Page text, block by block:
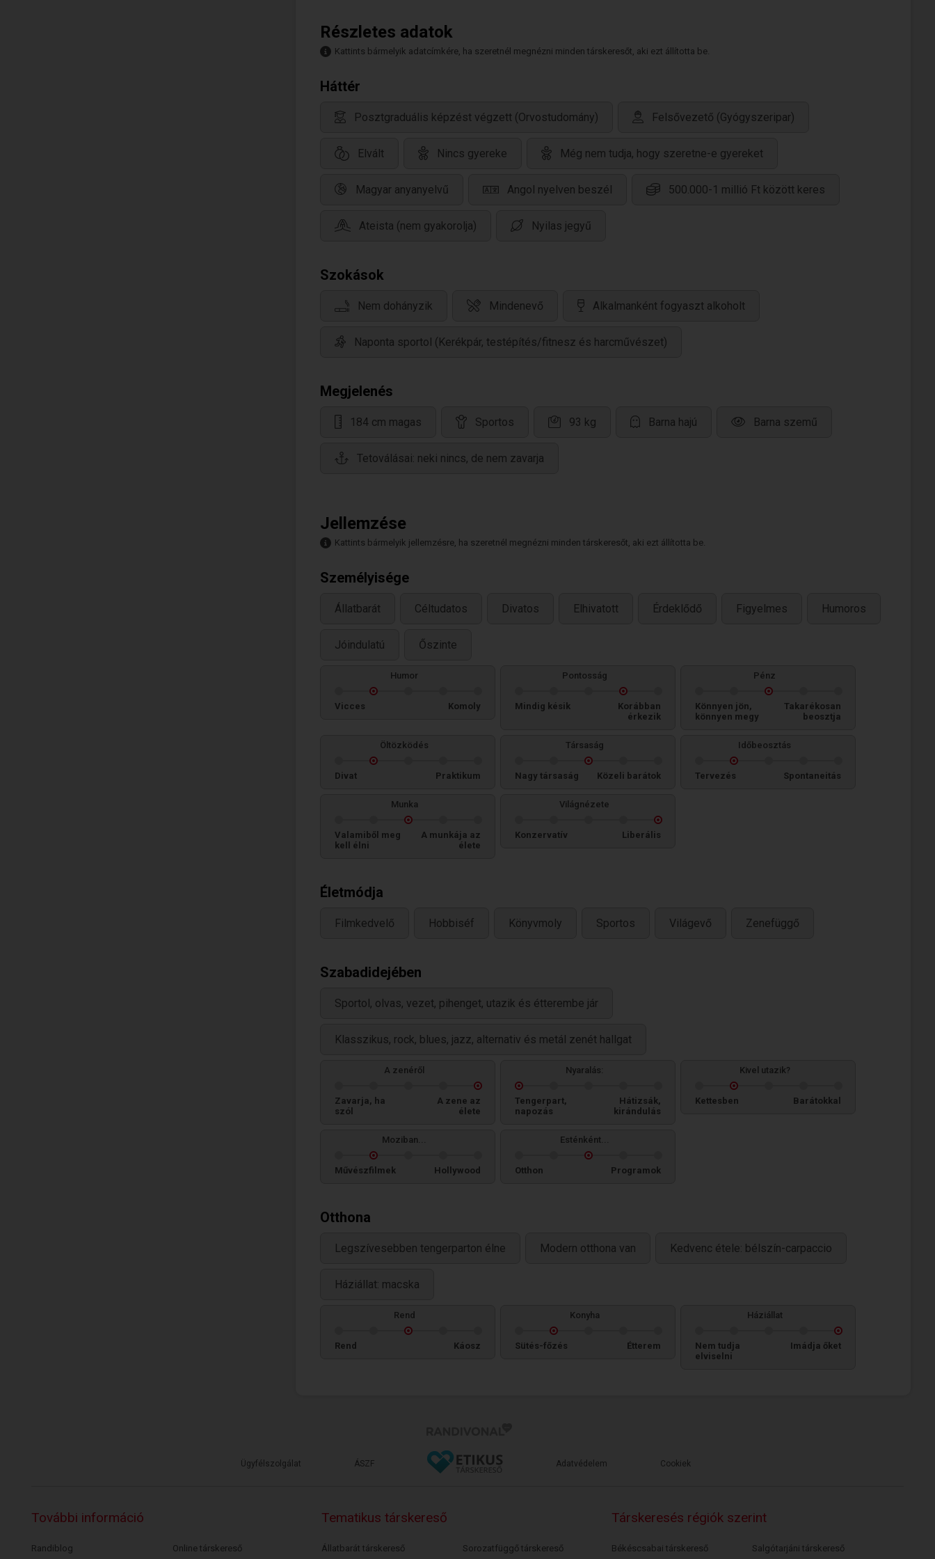
Részletes adatok
Kattints bármelyik adatcímkére, ha szeretnél megnézni minden társkeresőt, aki ezt állította be.
Háttér
Posztgraduális képzést végzett (Orvostudomány) Felsővezető (Gyógyszeripar)
Elvált Nincs gyereke Még nem tudja, hogy szeretne-e gyereket
Magyar anyanyelvű Angol nyelven beszél 500.000-1 millió Ft között keres
Ateista (nem gyakorolja) Nyilas jegyű
Szokások
Nem dohányzik Mindenevő Alkalmanként fogyaszt alkoholt
Naponta sportol (Kerékpár, testépítés/fitnesz és harcművészet)
Megjelenés
184 cm magas Sportos 93 kg Barna hajú Barna szemű
Tetoválásai: neki nincs, de nem zavarja
Jellemzése
Kattints bármelyik jellemzésre, ha szeretnél megnézni minden társkeresőt, aki ezt állította be.
Személyisége
Állatbarát Céltudatos Divatos Elhivatott Érdeklődő Figyelmes Humoros
Jóindulatú Őszinte
Humor
Vicces Komoly
Pontosság
Mindig késik
Korábban
érkezik
Pénz
Könnyen jön,
könnyen megy
Takarékosan
beosztja
Öltözködés
Divat Praktikum
Társaság
Nagy társaság Közeli barátok
Időbeosztás
Tervezés Spontaneitás
Munka
Valamiből meg
kell élni
A munkája az
élete
Világnézete
Konzervatív Liberális
Életmódja
Filmkedvelő Hobbiséf Könyvmoly Sportos Világevő Zenefüggő
Szabadidejében
Sportol, olvas, vezet, pihenget, utazik és étterembe jár
Klasszikus, rock, blues, jazz, alternativ és metál zenét hallgat
A zenéről
Zavarja, ha
szól
A zene az
élete
Nyaralás:
Tengerpart,
napozás
Hátizsák,
kirándulás
Kivel utazik?
Kettesben Barátokkal
Moziban...
Művészfilmek Hollywood
Esténként...
Otthon Programok
Otthona
Legszívesebben tengerparton élne Modern otthona van Kedvenc étele: bélszín-carpaccio
Háziállat: macska
Rend
Rend Káosz
Konyha
Sütés-főzés Étterem
Háziállat
Nem tudja
elviselni
Imádja őket
Ügyfélszolgálat ÁSZF Adatvédelem Cookiek
További információ
Randiblog
Online társkereső
Tematikus társkereső
Állatbarát társkereső
Sorozatfüggő társkereső
Társkeresés régiók szerint
Békéscsabai társkereső
Salgótarjáni társkereső